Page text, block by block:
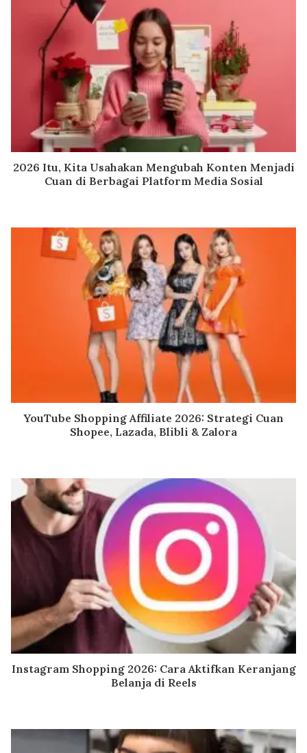
2026 Itu, Kita Usahakan Mengubah Konten Menjadi
Cuan di Berbagai Platform Media Sosial
YouTube Shopping Affiliate 2026: Strategi Cuan
Shopee, Lazada, Blibli & Zalora
Instagram Shopping 2026: Cara Aktifkan Keranjang
Belanja di Reels